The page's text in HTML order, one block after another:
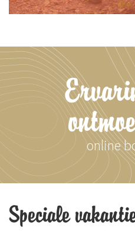
online
Speciale